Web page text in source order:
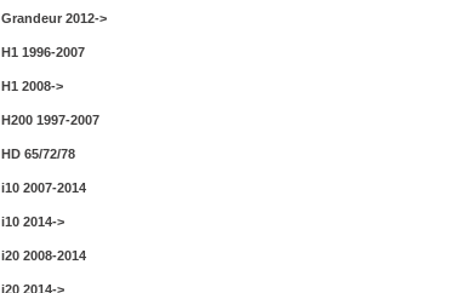
Grandeur 2012->
H1 1996-2007
H1 2008->
H200 1997-2007
HD 65/72/78
i10 2007-2014
i10 2014->
i20 2008-2014
i20 2014->